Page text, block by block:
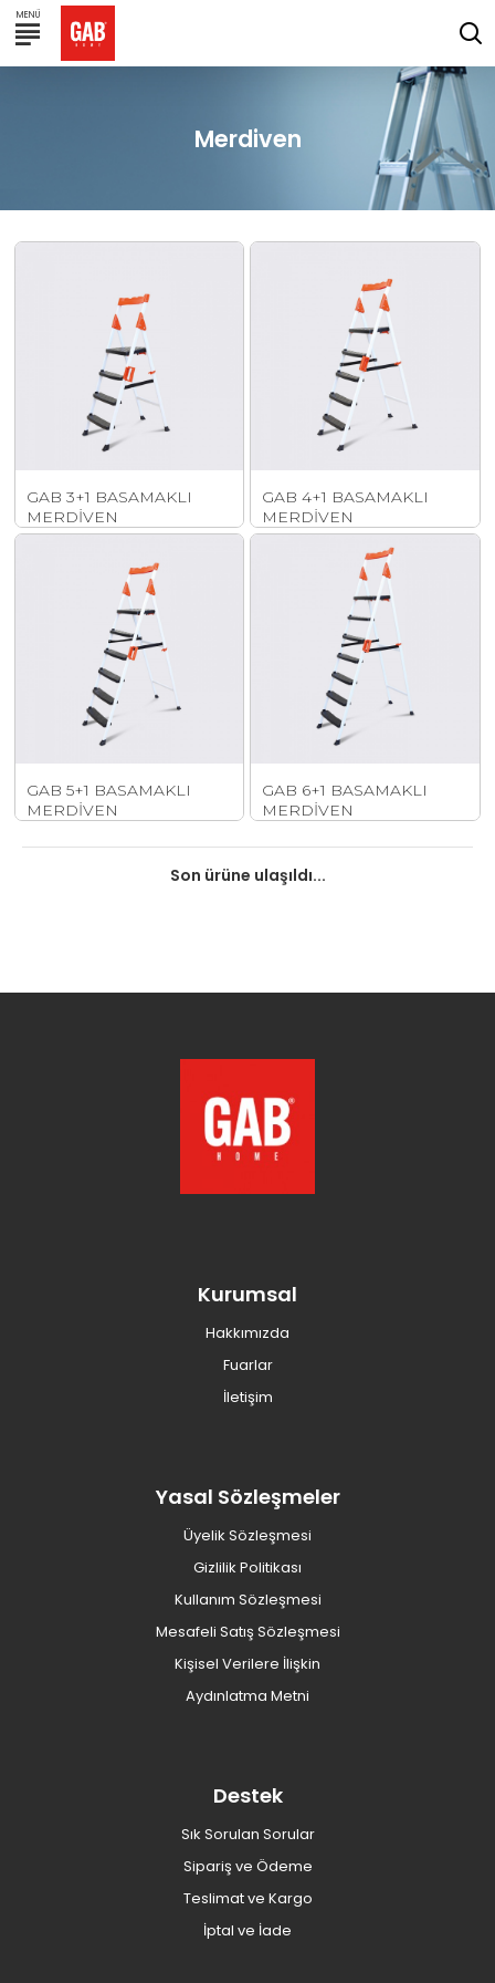
Merdiven
GAB 3+1 BASAMAKLI
MERDİVEN
GAB 4+1 BASAMAKLI
MERDİVEN
GAB 5+1 BASAMAKLI
MERDİVEN
GAB 6+1 BASAMAKLI
MERDİVEN
Son ürüne ulaşıldı...
Kurumsal
Hakkımızda
Fuarlar
İletişim
Yasal Sözleşmeler
Üyelik Sözleşmesi
Gizlilik Politikası
Kullanım Sözleşmesi
Mesafeli Satış Sözleşmesi
Kişisel Verilere İlişkin
Aydınlatma Metni
Destek
Sık Sorulan Sorular
Sipariş ve Ödeme
Teslimat ve Kargo
İptal ve İade